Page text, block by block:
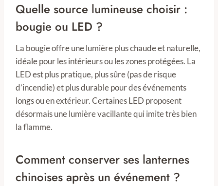
Quelle source lumineuse choisir :
bougie ou LED ?
La bougie offre une lumière plus chaude et naturelle,
idéale pour les intérieurs ou les zones protégées. La
LED est plus pratique, plus sûre (pas de risque
d’incendie) et plus durable pour des événements
longs ou en extérieur. Certaines LED proposent
désormais une lumière vacillante qui imite très bien
la flamme.
Comment conserver ses lanternes
chinoises après un événement ?